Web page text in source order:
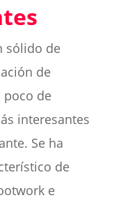
sólido de
de
poco de
interesantes
Se ha
de
e